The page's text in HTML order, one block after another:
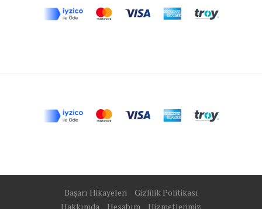
Başarı Hikayeleri
Gizlilik Politikası
Hakkımda
Hesabım Hizmetlerimiz